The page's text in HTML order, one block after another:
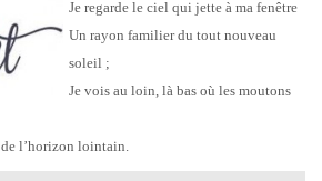
Je regarde le ciel qui jette à ma fenêtre
Un rayon familier du tout nouveau
soleil ;
Je vois au loin, là bas où les moutons
l’horizon lointain.